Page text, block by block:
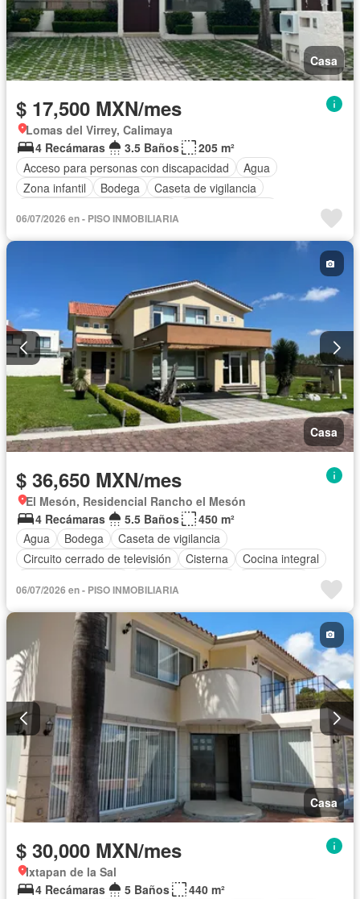
Casa
$ 17,500 MXN/mes
Lomas del Virrey, Calimaya
4 Recámaras
3.5 Baños
205 m²
Acceso para personas con discapacidad
Agua
Zona infantil
Bodega
Caseta de vigilancia
Cocina integral
Cuarto de Limpieza
Zonas verdes
Sin amueblar
06/07/2026 en - PISO INMOBILIARIA
Casa
$ 36,650 MXN/mes
El Mesón, Residencial Rancho el Mesón
4 Recámaras
5.5 Baños
450 m²
Agua
Bodega
Caseta de vigilancia
Circuito cerrado de televisión
Cisterna
Cocina integral
Estacionamiento
Internet Jardín
Recámara con closet
Seguridad
Zonas verdes
Permite mascotas
Permite niños
Solo familias
Sin amueblar
06/07/2026 en - PISO INMOBILIARIA
Casa
$ 30,000 MXN/mes
Ixtapan de la Sal
4 Recámaras
5 Baños
440 m²